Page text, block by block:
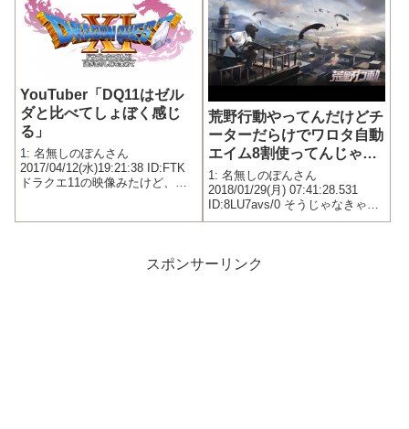
YouTuber「DQ11はゼル
ダと比べてしょぼく感じ
る」
1: 名無しのぽんさん
2017/04/12(水)19:21:38 ID:FTK
ドラクエ11の映像みたけど、ど
なあ…。マップの自由度もきっ
荒野行動やってんだけどチ
ーターだらけでワロタ自動
エイム8割使ってんじゃん
ｗｗｗｗｗｗ
1: 名無しのぽんさん
2018/01/29(月) 07:41:28.531
ID:8LU7avs/0 そうじゃなきゃあ
んなにエイム合うはずないや
とかないですか？
スポンサーリンク